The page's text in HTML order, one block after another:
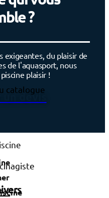
?
exigeantes, du plaisir de
de l'aquasport, nous
plaisir !
devis